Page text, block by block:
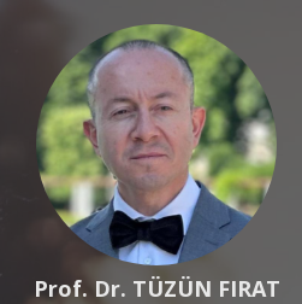
Prof. Dr. TÜZÜN FIRAT